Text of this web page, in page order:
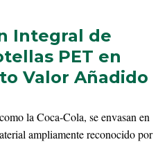
Integral de
PET en
Valor Añadido
la Coca-Cola, se envasan en
ampliamente reconocido por